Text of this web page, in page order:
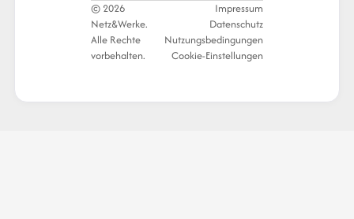
© 2026
Netz&Werke.
Alle Rechte
vorbehalten.
Impressum
Datenschutz
Nutzungsbedingungen
Cookie-Einstellungen